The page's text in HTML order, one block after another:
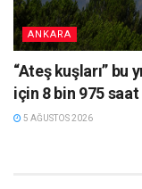
ANKARA
“Ateş kuşları” bu
için 8 bin 975 saat
5 AĞUSTOS 2026